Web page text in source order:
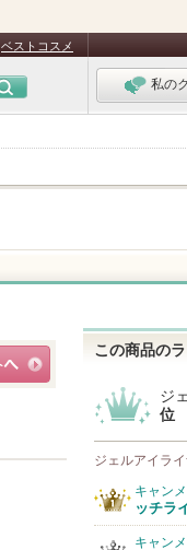
ベストコスメ
私の
この商品の
ジ
位
ジェルアイラ
キャン
ッチラ
キャン